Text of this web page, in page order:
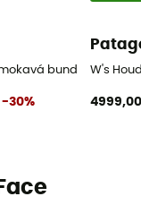
bunda
-30%
W's